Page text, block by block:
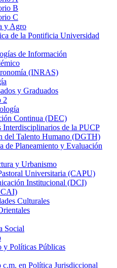
B
C
y Agro
de la Pontificia Universidad
de Información
(INRAS)
y Graduados
2
Continua (DEC)
Interdisciplinarios de la PUCP
del Talento Humano (DGTH)
de Planeamiento y Evaluación
y Urbanismo
Universitaria (CAPU)
Institucional (DCI)
Culturales
Social
y Políticas Públicas
c.m. en Política Jurisdiccional